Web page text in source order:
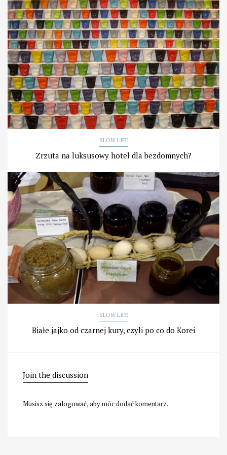
SLOW LIFE
Zrzuta na luksusowy hotel dla bezdomnych?
SLOW LIFE
Białe jajko od czarnej kury, czyli po co do Korei
Join the discussion
Musisz się zalogować, aby móc dodać komentarz.